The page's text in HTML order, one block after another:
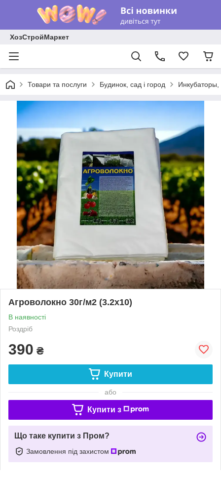
ХозСтройМаркет
Товари та послуги Будинок, сад і город
Агроволокно 30г/м2 (3.2х10)
В наявності
Роздріб
390 ₴
Купити
або
Купити з
Що таке купити з Пром?
Замовлення під захистом